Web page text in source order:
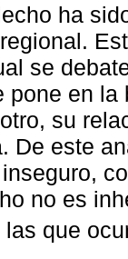
ha
se
pone en
su
De este
no es
que